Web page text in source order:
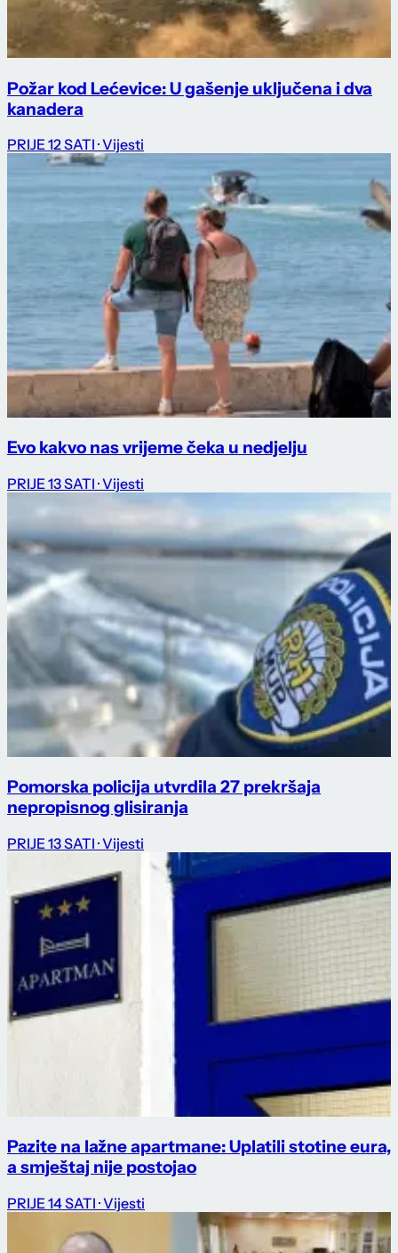
Požar kod Lećevice: U gašenje uključena i dva
kanadera
PRIJE 12 SATI · Vijesti
Evo kakvo nas vrijeme čeka u nedjelju
PRIJE 13 SATI · Vijesti
Pomorska policija utvrdila 27 prekršaja
nepropisnog glisiranja
PRIJE 13 SATI · Vijesti
Pazite na lažne apartmane: Uplatili stotine eura,
a smještaj nije postojao
PRIJE 14 SATI · Vijesti